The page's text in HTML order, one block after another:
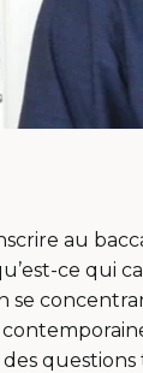
au
ce
se